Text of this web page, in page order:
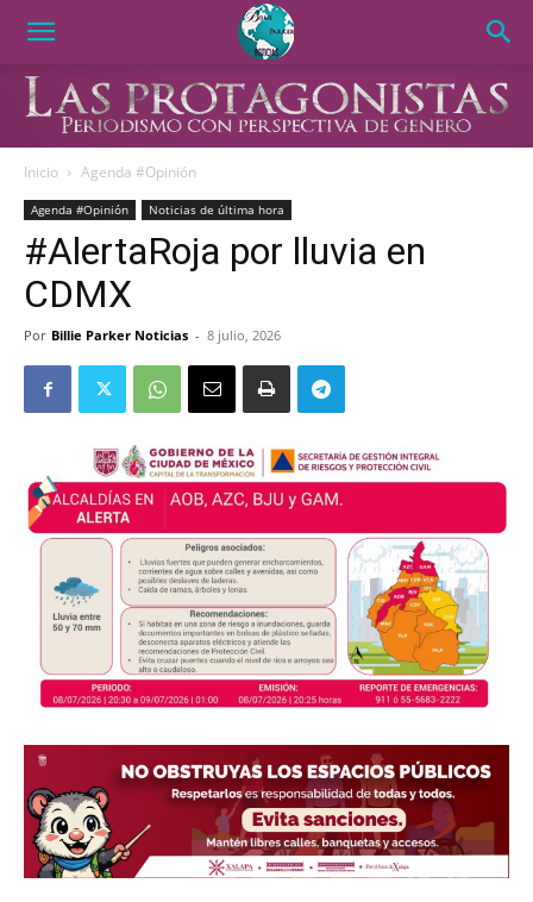
Inicio Agenda #Opinión
Agenda #Opinión Noticias de última hora
#AlertaRoja por lluvia en
CDMX
Por Billie Parker Noticias - 8 julio, 2026